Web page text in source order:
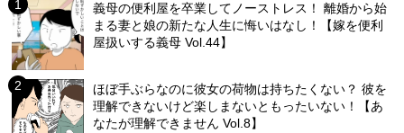
義母の便利屋を卒業してノーストレス！ 離婚から始
まる妻と娘の新たな人生に悔いはなし！【嫁を便利
屋扱いする義母 Vol.44】
ほぼ手ぶらなのに彼女の荷物は持ちたくない？ 彼を
理解できないけど楽しまないともったいない！【あ
なたが理解できません Vol.8】